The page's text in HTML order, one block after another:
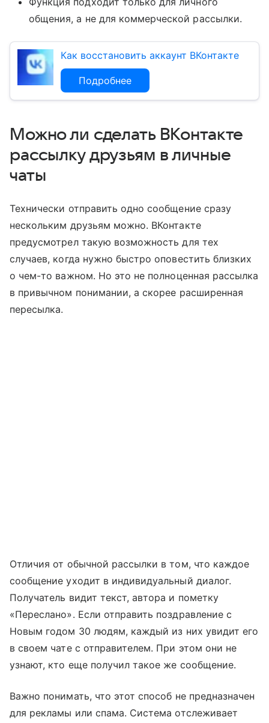
общения, а не для коммерческой рассылки.
Как восстановить аккаунт ВКонтакте
Подробнее
Можно ли сделать ВКонтакте
рассылку друзьям в личные
чаты
Технически отправить одно сообщение сразу
нескольким друзьям можно. ВКонтакте
предусмотрел такую возможность для тех
случаев, когда нужно быстро оповестить близких
о чем-то важном. Но это не полноценная рассылка
в привычном понимании, а скорее расширенная
пересылка.
Отличия от обычной рассылки в том, что каждое
сообщение уходит в индивидуальный диалог.
Получатель видит текст, автора и пометку
«Переслано». Если отправить поздравление с
Новым годом 30 людям, каждый из них увидит его
в своем чате с отправителем. При этом они не
узнают, кто еще получил такое же сообщение.
Важно понимать, что этот способ не предназначен
для рекламы или спама. Система отслеживает